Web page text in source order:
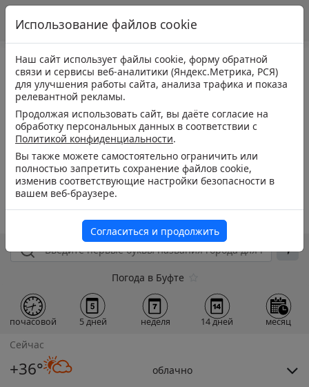
Погода в Буфте
почасовой 5 дней неделя 14 дней месяц
Сейчас
+36° облачно
Использование файлов cookie
Наш сайт использует файлы cookie, форму обратной
связи и сервисы веб-аналитики (Яндекс.Метрика, РСЯ)
для улучшения работы сайта, анализа трафика и показа
релевантной рекламы.
Продолжая использовать сайт, вы даёте согласие на
обработку персональных данных в соответствии с
Политикой конфиденциальности.
Вы также можете самостоятельно ограничить или
полностью запретить сохранение файлов cookie,
изменив соответствующие настройки безопасности в
вашем веб-браузере.
Согласиться и продолжить